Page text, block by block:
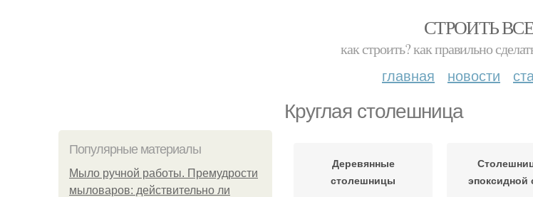
СТРОИТЬ
как строить? как правильно
главная новости
Круглая столешница
Популярные материалы
Мыло ручной работы. Премудрости
мыловаров: действительно ли
Деревянные
столешницы